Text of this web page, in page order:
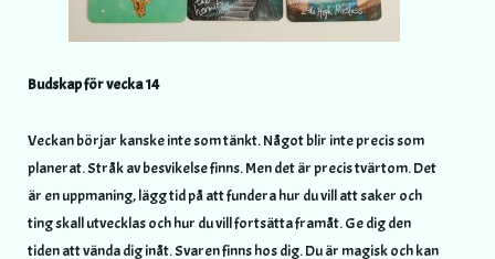
Budskap för vecka 14
Veckan börjar kanske inte som tänkt. Något blir inte precis som
planerat. Stråk av besvikelse finns. Men det är precis tvärtom. Det
är en uppmaning, lägg tid på att fundera hur du vill att saker och
ting skall utvecklas och hur du vill fortsätta framåt. Ge dig den
tiden att vända dig inåt. Svaren finns hos dig. Du är magisk och kan